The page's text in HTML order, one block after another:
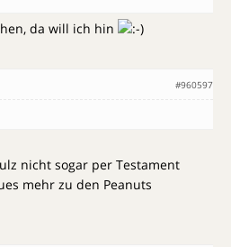
da will ich hin
#960597
nicht sogar per Testament
mehr zu den Peanuts